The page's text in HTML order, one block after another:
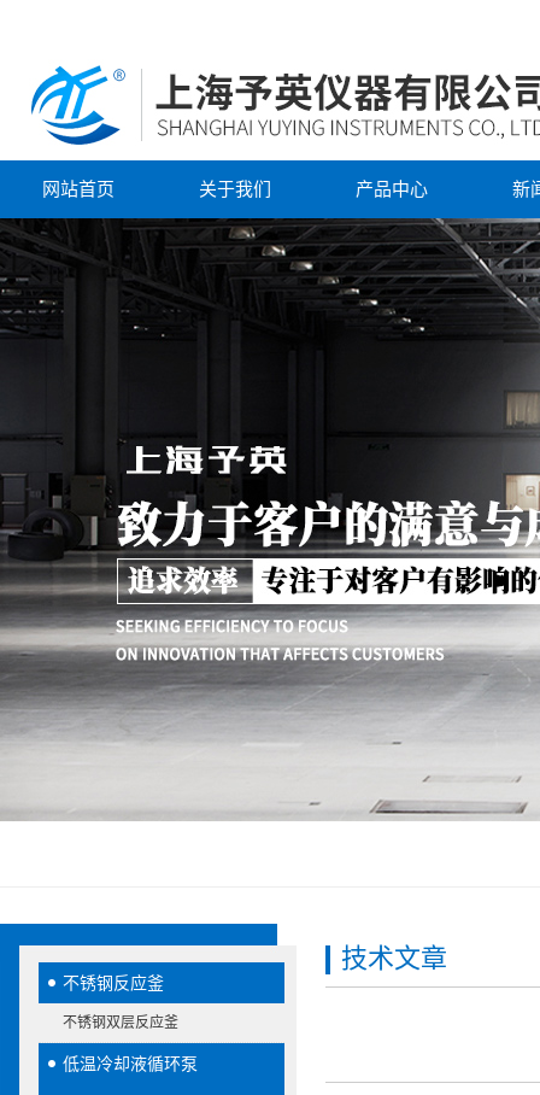
网站首页 关于我们 产品中心 新
不锈钢反应釜
不锈钢双层反应釜
低温冷却液循环泵
技术文章